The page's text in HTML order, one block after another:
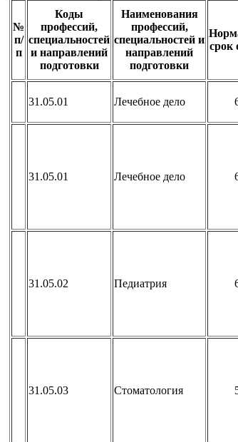
№
п/
п
Коды
профессий,
специальностей
и направлений
подготовки
Наименования
профессий,
специальностей и
направлений
подготовки
срок
31.05.01 Лечебное дело
31.05.01 Лечебное дело
31.05.02 Педиатрия
31.05.03 Стоматология